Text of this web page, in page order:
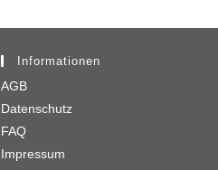
Informationen
AGB
Datenschutz
FAQ
Impressum